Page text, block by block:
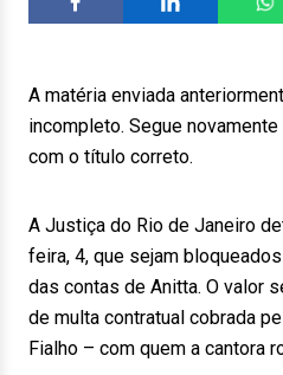
A matéria enviada
incompleto. Segue
com o título correto.
A Justiça do Rio de Janeiro
feira, 4, que sejam
das contas de Anitta. O valor
de multa contratual cobrada
Fialho – com quem a cantora